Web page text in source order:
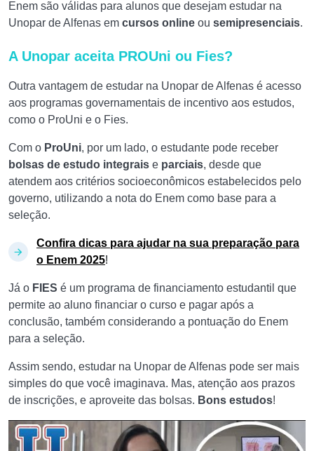
Enem são válidas para alunos que desejam estudar na
Unopar de Alfenas em cursos online ou semipresenciais.
A Unopar aceita PROUni ou Fies?
Outra vantagem de estudar na Unopar de Alfenas é acesso
aos programas governamentais de incentivo aos estudos,
como o ProUni e o Fies.
Com o ProUni, por um lado, o estudante pode receber
bolsas de estudo integrais e parciais, desde que
atendem aos critérios socioeconômicos estabelecidos pelo
governo, utilizando a nota do Enem como base para a
seleção.
Confira dicas para ajudar na sua preparação para
o Enem 2025!
Já o FIES é um programa de financiamento estudantil que
permite ao aluno financiar o curso e pagar após a
conclusão, também considerando a pontuação do Enem
para a seleção.
Assim sendo, estudar na Unopar de Alfenas pode ser mais
simples do que você imaginava. Mas, atenção aos prazos
de inscrições, e aproveite das bolsas. Bons estudos!